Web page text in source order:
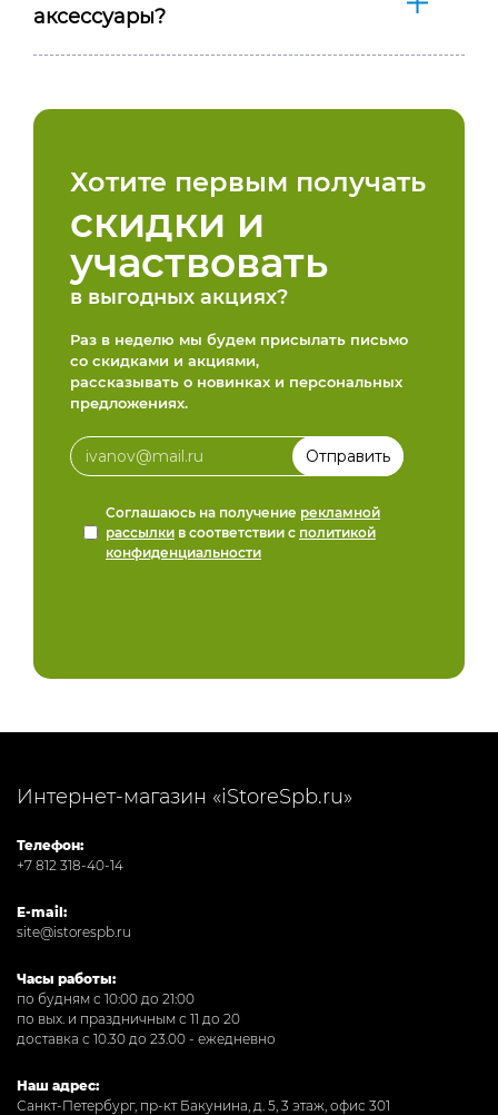
аксессуары?
Хотите первым получать
скидки и
участвовать
в выгодных акциях?
Раз в неделю мы будем присылать письмо
со скидками и акциями,
рассказывать о новинках и персональных
предложениях.
Соглашаюсь на получение рекламной
рассылки в соответствии с политикой
конфиденциальности
Интернет-магазин «iStoreSpb.ru»
Телефон:
+7 812 318-40-14
E-mail:
site@istorespb.ru
Часы работы:
по будням с 10:00 до 21:00
по вых. и праздничным с 11 до 20
доставка с 10.30 до 23.00 - ежедневно
Наш адрес:
Санкт-Петербург, пр-кт Бакунина, д. 5, 3 этаж, офис 301